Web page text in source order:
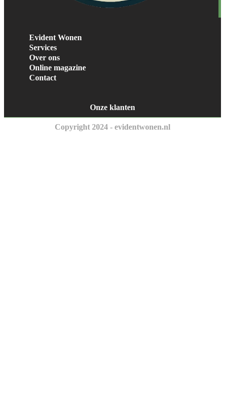
Evident Wonen
Services
Over ons
Online magazine
Contact
Onze klanten
Copyright 2024 - evidentwonen.nl